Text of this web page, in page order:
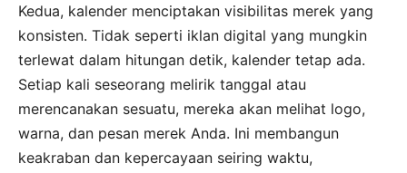
Kedua, kalender menciptakan visibilitas merek yang
konsisten. Tidak seperti iklan digital yang mungkin
terlewat dalam hitungan detik, kalender tetap ada.
Setiap kali seseorang melirik tanggal atau
merencanakan sesuatu, mereka akan melihat logo,
warna, dan pesan merek Anda. Ini membangun
keakraban dan kepercayaan seiring waktu,